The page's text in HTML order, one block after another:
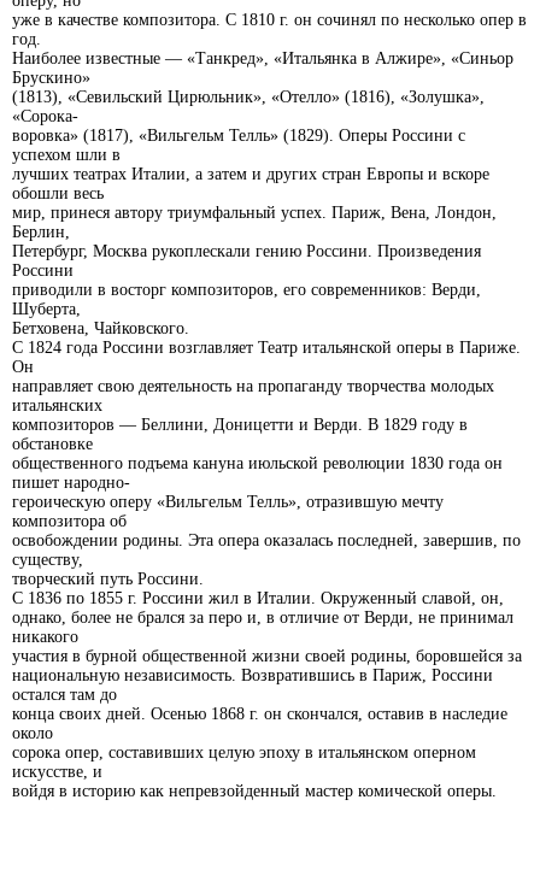
уже в качестве композитора. С 1810 г. он сочинял по несколько опер в
год.
Наиболее известные — «Танкред», «Итальянка в Алжире», «Синьор
Брускино»
(1813), «Севильский Цирюльник», «Отелло» (1816), «Золушка»,
«Сорока-
воровка» (1817), «Вильгельм Телль» (1829). Оперы Россини с
успехом шли в
лучших театрах Италии, а затем и других стран Европы и вскоре
обошли весь
мир, принеся автору триумфальный успех. Париж, Вена, Лондон,
Берлин,
Петербург, Москва рукоплескали гению Россини. Произведения
Россини
приводили в восторг композиторов, его современников: Верди,
Шуберта,
Бетховена, Чайковского.
С 1824 года Россини возглавляет Театр итальянской оперы в Париже.
Он
направляет свою деятельность на пропаганду творчества молодых
итальянских
композиторов — Беллини, Доницетти и Верди. В 1829 году в
обстановке
общественного подъема кануна июльской революции 1830 года он
пишет народно-
героическую оперу «Вильгельм Телль», отразившую мечту
композитора об
освобождении родины. Эта опера оказалась последней, завершив, по
существу,
творческий путь Россини.
С 1836 по 1855 г. Россини жил в Италии. Окруженный славой, он,
однако, более не брался за перо и, в отличие от Верди, не принимал
никакого
участия в бурной общественной жизни своей родины, боровшейся за
национальную независимость. Возвратившись в Париж, Россини
остался там до
конца своих дней. Осенью 1868 г. он скончался, оставив в наследие
около
сорока опер, составивших целую эпоху в итальянском оперном
искусстве, и
войдя в историю как непревзойденный мастер комической оперы.